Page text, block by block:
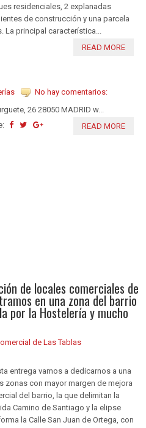
residenciales, 2 explanadas
de construcción y una parcela
La principal característica...
READ MORE
No hay comentarios:
26 28050 MADRID w...
READ MORE
de locales comerciales de
en una zona del barrio
por la Hostelería y mucho
de Las Tablas
entrega vamos a dedicarnos a una
zonas con mayor margen de mejora
del barrio, la que delimitan la
Camino de Santiago y la elipse
la Calle San Juan de Ortega, con